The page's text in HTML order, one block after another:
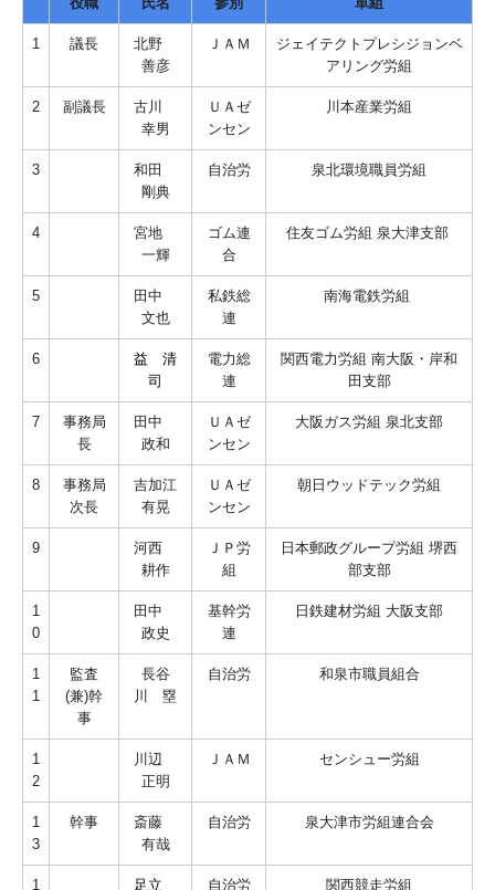
1 議長
北野
善彦
ＪＡＭ
ジェイテクトプレシジョンベ
アリング労組
2 副議長
古川
幸男
ＵＡゼ
ンセン
川本産業労組
3
和田
剛典
自治労 泉北環境職員労組
4
宮地
一輝
ゴム連
合
住友ゴム労組 泉大津支部
5
田中
文也
私鉄総
連
南海電鉄労組
6
益 清
司
電力総
連
関西電力労組 南大阪・岸和
田支部
7
事務局
長
田中
政和
ＵＡゼ
ンセン
大阪ガス労組 泉北支部
8
事務局
次長
吉加江
有晃
ＵＡゼ
ンセン
朝日ウッドテック労組
9
河西
耕作
ＪＰ労
組
日本郵政グループ労組 堺西
部支部
1
0
田中
政史
基幹労
連
日鉄建材労組 大阪支部
1
1
監査
(兼)幹
事
長谷
川 塁
自治労 和泉市職員組合
1
2
川辺
正明
ＪＡＭ センシュー労組
1
3
幹事
斎藤
有哉
自治労 泉大津市労組連合会
1
足立
自治労 関西競走労組